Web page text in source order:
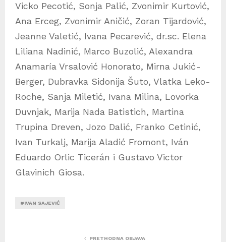
Vicko Pecotić, Sonja Palić, Zvonimir Kurtović,
Ana Erceg, Zvonimir Aničić, Zoran Tijardović,
Jeanne Valetić, Ivana Pecarević, dr.sc. Elena
Liliana Nadinić, Marco Buzolić, Alexandra
Anamaría Vrsalović Honorato, Mirna Jukić-
Berger, Dubravka Sidonija Šuto, Vlatka Leko-
Roche, Sanja Miletić, Ivana Milina, Lovorka
Duvnjak, Marija Nada Batistich, Martina
Trupina Dreven, Jozo Dalić, Franko Cetinić,
Ivan Turkalj, Marija Aladić Fromont, Iván
Eduardo Orlic Ticerán i Gustavo Victor
Glavinich Giosa.
#IVAN SAJEVIĆ
PRETHODNA OBJAVA